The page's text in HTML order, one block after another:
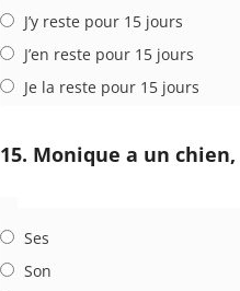
J’y reste pour 15 jours
J’en reste pour 15 jours
Je la reste pour 15 jours
15. Monique a un chien,
Ses
Son